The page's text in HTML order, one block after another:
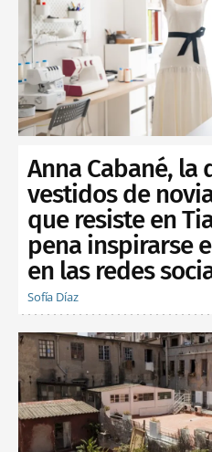
Anna Cabané, la
vestidos de
que resiste en
pena inspirarse
en las redes
Sofía Díaz